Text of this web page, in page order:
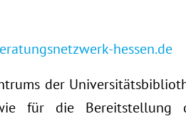
hessen.de
der
für die Bereitstellung